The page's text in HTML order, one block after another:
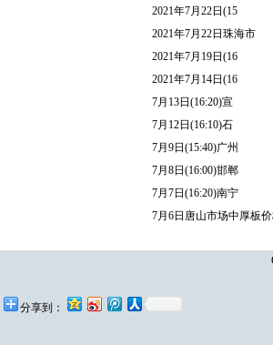
2021年7月22日(15
2021年7月22日珠海市
2021年7月19日(16
2021年7月14日(16
7月13日(16:20)宣
7月12日(16:10)石
7月9日(15:40)广州
7月8日(16:00)邯郸
7月7日(16:20)南宁
7月6日唐山市场中厚板
分享到：